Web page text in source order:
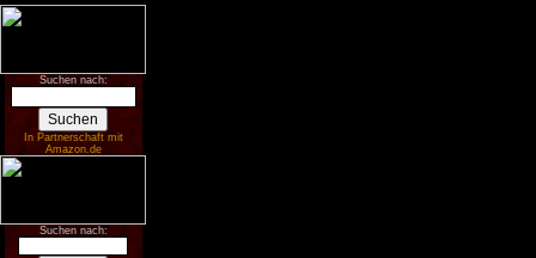
Suchen nach:
In Partnerschaft mit
Amazon.de
Suchen nach: